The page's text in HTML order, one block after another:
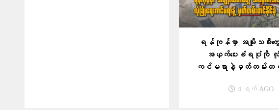
ရန်ကုန်မှာ အမျိုးသမီး​တွ
အယှက်​ပေးခံရပုံကို လုံခ
ကင်မရာနဲ့မှတ်တမ်း
4 ရက် AGO